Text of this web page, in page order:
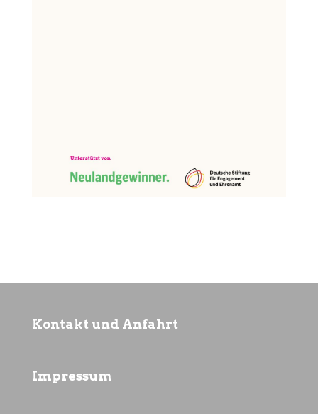
Kontakt und Anfahrt
Impressum